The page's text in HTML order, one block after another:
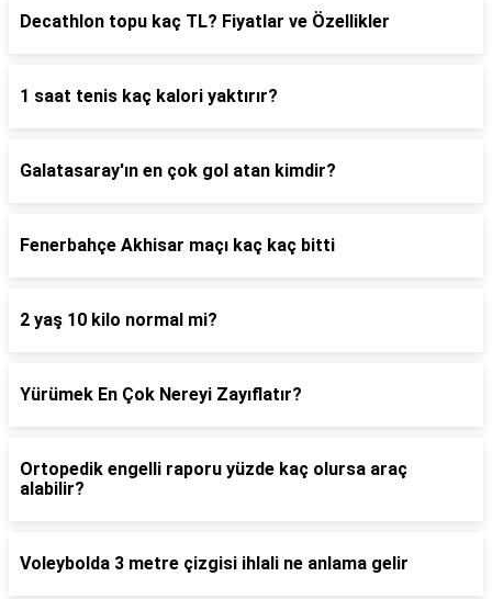
Decathlon topu kaç TL? Fiyatlar ve Özellikler
1 saat tenis kaç kalori yaktırır?
Galatasaray'ın en çok gol atan kimdir?
Fenerbahçe Akhisar maçı kaç kaç bitti
2 yaş 10 kilo normal mi?
Yürümek En Çok Nereyi Zayıflatır?
Ortopedik engelli raporu yüzde kaç olursa araç
alabilir?
Voleybolda 3 metre çizgisi ihlali ne anlama gelir